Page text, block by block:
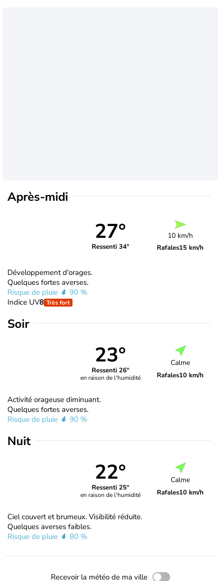
Après-midi
27°
Ressenti 34°
10 km/h
Rafales15 km/h
Développement d'orages.
Quelques fortes averses.
Risque de pluie
90 %
Indice UV8 Très fort
Soir
23°
Ressenti 26°
en raison de l'humidité
Calme
Rafales10 km/h
Activité orageuse diminuant.
Quelques fortes averses.
Risque de pluie
90 %
Nuit
22°
Ressenti 25°
en raison de l'humidité
Calme
Rafales10 km/h
Ciel couvert et brumeux. Visibilité réduite.
Quelques averses faibles.
Risque de pluie
80 %
Recevoir la météo de ma ville